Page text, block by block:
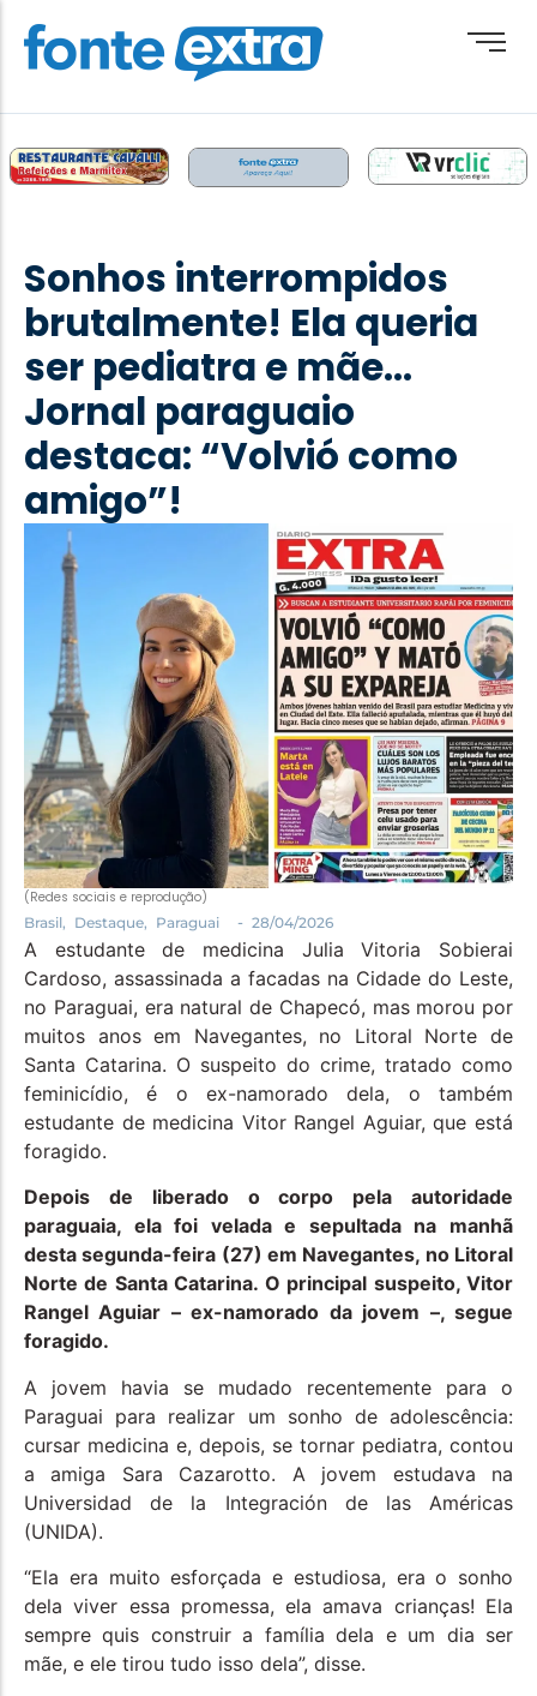
Destaque
Esporte
Geral
Obituário
Paraguai
Paraná
Política
Santa Helena e Região
Saúde e Bem-Estar
Sonhos interrompidos
brutalmente! Ela queria
ser pediatra e mãe…
Jornal paraguaio
destaca: “Volvió como
amigo”!
(Redes sociais e reprodução)
Brasil, Destaque, Paraguai - 28/04/2026
A estudante de medicina Julia Vitoria Sobierai
Cardoso, assassinada a facadas na Cidade do Leste,
no Paraguai, era natural de Chapecó, mas morou por
muitos anos em Navegantes, no Litoral Norte de
Santa Catarina. O suspeito do crime, tratado como
feminicídio, é o ex-namorado dela, o também
estudante de medicina Vitor Rangel Aguiar, que está
foragido.
Depois de liberado o corpo pela autoridade
paraguaia, ela foi velada e sepultada na manhã
desta segunda-feira (27) em Navegantes, no Litoral
Norte de Santa Catarina. O principal suspeito, Vitor
Rangel Aguiar – ex-namorado da jovem –, segue
foragido.
A jovem havia se mudado recentemente para o
Paraguai para realizar um sonho de adolescência:
cursar medicina e, depois, se tornar pediatra, contou
a amiga Sara Cazarotto. A jovem estudava na
Universidad de la Integración de las Américas
(UNIDA).
“Ela era muito esforçada e estudiosa, era o sonho
dela viver essa promessa, ela amava crianças! Ela
sempre quis construir a família dela e um dia ser
mãe, e ele tirou tudo isso dela”, disse.